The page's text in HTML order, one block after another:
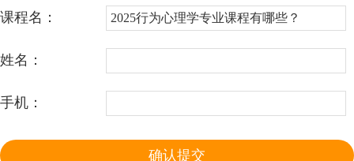
课程名：
姓名：
手机：